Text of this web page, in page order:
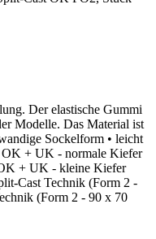
Der elastische Gummi
Modelle. Das Material ist
Sockelform • leicht
OK + UK - normale Kiefer
+ UK - kleine Kiefer
Cast Technik (Form 2 -
(Form 2 - 90 x 70